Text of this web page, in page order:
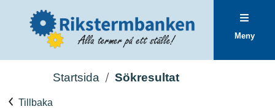
Meny
Startsida Sökresultat
Tillbaka